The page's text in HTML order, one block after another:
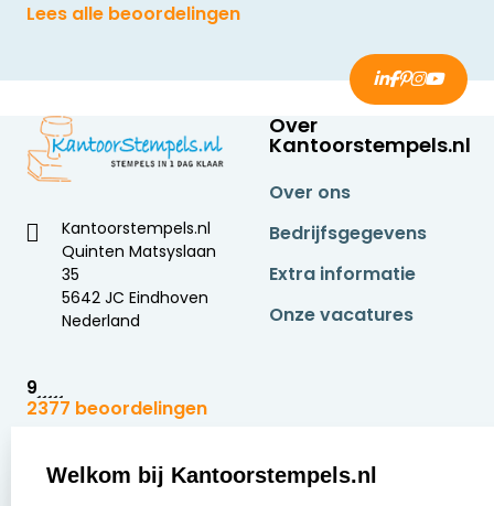
Lees alle beoordelingen
Kantoorstempels.nl
Quinten Matsyslaan
35
5642 JC Eindhoven
Nederland
9
2377 beoordelingen
Over
Kantoorstempels.nl
Over ons
Bedrijfsgegevens
Extra informatie
Onze vacatures
Zakelijk: Klantenservice:
Welkom bij Kantoorstempels.nl